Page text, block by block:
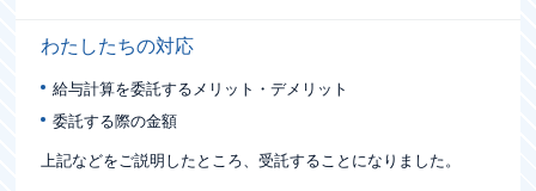
わたしたちの対応
給与計算を委託するメリット・デメリット
委託する際の金額
上記などをご説明したところ、受託することになりました。